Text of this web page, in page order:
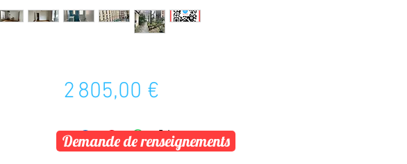
2 805,00 €Prix
Demande de renseignements